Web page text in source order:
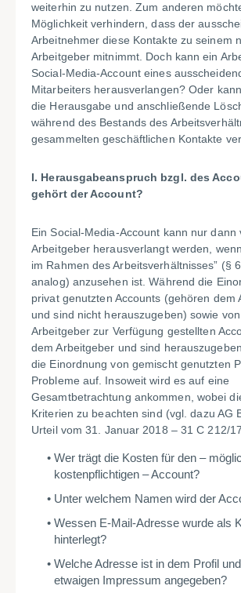
weiterhin zu nutzen. Zum anderen
Möglichkeit verhindern, dass der
Arbeitnehmer diese Kontakte zu seinem
Arbeitgeber mitnimmt. Doch kann ein
Social-Media-Account eines
Mitarbeiters herausverlangen? Oder
die Herausgabe und anschließende
während des Bestands des
gesammelten geschäftlichen Kontakte
I. Herausgabeanspruch bzgl. des
gehört der Account?
Ein Social-Media-Account kann nur dann
Arbeitgeber herausverlangt werden,
im Rahmen des Arbeitsverhältnisses” (§
analog) anzusehen ist. Während die
privat genutzten Accounts (gehören dem
und sind nicht herauszugeben) sowie
Arbeitgeber zur Verfügung gestellten
dem Arbeitgeber und sind
die Einordnung von gemischt genutzten
Probleme auf. Insoweit wird es auf eine
Gesamtbetrachtung ankommen, wobei
Kriterien zu beachten sind (vgl. dazu AG
Urteil vom 31. Januar 2018 – 31 C 212/
Wer trägt die Kosten für den –
kostenpflichtigen – Account?
Unter welchem Namen wird der
Wessen E-Mail-Adresse wurde als
hinterlegt?
Welche Adresse ist in dem Profil
etwaigen Impressum angegeben?